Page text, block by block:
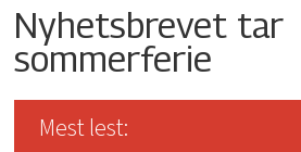
Nyhetsbrevet tar
sommerferie
Mest lest: